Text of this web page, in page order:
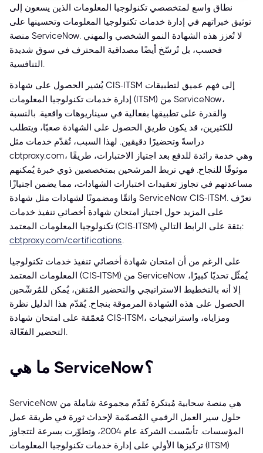
نطاق واسع لمتخصصي تكنولوجيا المعلومات الذين يسعون إلى
توثيق خبراتهم في إدارة خدمات تكنولوجيا المعلومات وتحسينها على
منصة ServiceNow. لا تُعزز هذه الشهادة النمو الشخصي والمهني
فحسب، بل تُرسّخ أيضًا مصداقية المحترف في سوق شديدة
التنافسية.
يُشير الحصول على شهادة CIS-ITSM إلى فهم عميق لتطبيقات
إدارة خدمات تكنولوجيا المعلومات (ITSM) من ServiceNow،
والقدرة على تطبيقها بفعالية في سيناريوهات واقعية. بالنسبة
للكثيرين، قد يكون طريق الحصول على الشهادة صعبًا، ويتطلب
دراسةً وتحضيرًا دقيقين. لهذا السبب، تُقدّم خدمات مثل
cbtproxy.com، وهي خدمة رائدة للدفع بعد اجتياز الاختبارات، طريقًا
موثوقًا للنجاح. فهي تربط المرشحين بمتخصصين ذوي خبرة يُمكنهم
مساعدتهم في تجاوز تعقيدات اختبارات الشهادات، مما يضمن اجتيازًا
واثقًا ومضمونًا لشهادات مثل شهادة ServiceNow CIS-ITSM. تعرّف
على المزيد حول اجتياز امتحان شهادة أخصائي تنفيذ خدمات
تكنولوجيا المعلومات المعتمد (CIS-ITSM) بثقة على الرابط التالي:
cbtproxy.com/certifications.
على الرغم من أن امتحان شهادة أخصائي تنفيذ خدمات تكنولوجيا
المعلومات المعتمد (CIS-ITSM) من ServiceNow يُمثّل تحديًا كبيرًا،
إلا أنه بالتخطيط الاستراتيجي والتحضير المُتقن، يُمكن للمُرشّحين
الحصول على هذه الشهادة المرموقة بنجاح. يُقدّم هذا الدليل نظرة
مُعمّقة على امتحان شهادة CIS-ITSM، ومزاياه، واستراتيجيات
التحضير الفعّالة.
ما هي ServiceNow؟
ServiceNow هي منصة سحابية مُبتكرة تُقدّم مجموعة شاملة من
حلول سير العمل الرقمي المُصمّمة لإحداث ثورة في طريقة عمل
المؤسسات. تأسّست الشركة عام 2004، وتطوّرت بسرعة لتتجاوز
تركيزها الأولي على إدارة خدمات تكنولوجيا المعلومات (ITSM)